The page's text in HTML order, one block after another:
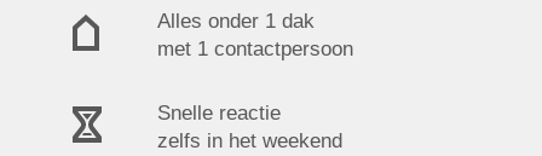
Alles onder 1 dak
met 1 contactpersoon
Snelle reactie
zelfs in het weekend